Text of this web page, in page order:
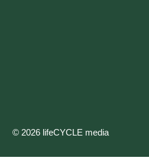
© 2026 lifeCYCLE media